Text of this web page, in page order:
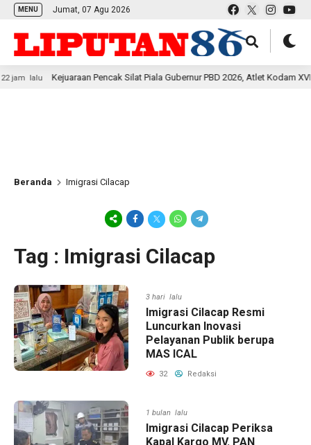
MENU Jumat, 07 Agu 2026
Kejuaraan Pencak Silat Piala Gubernur PBD 2026, Atlet Kodam XVIII
Beranda Imigrasi Cilacap
Tag : Imigrasi Cilacap
3 hari lalu
Imigrasi Cilacap Resmi
Luncurkan Inovasi
Pelayanan Publik berupa
MAS ICAL
32 Redaksi
1 bulan lalu
Imigrasi Cilacap Periksa
Kapal Kargo MV. PAN